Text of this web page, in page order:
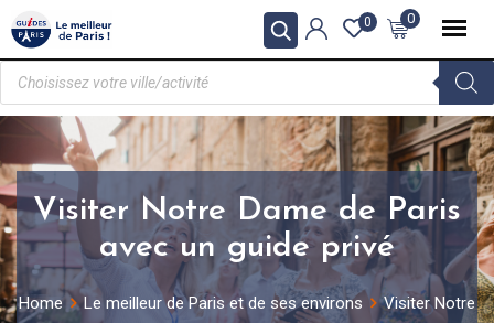
0
0
Visiter Notre Dame de Paris
avec un guide privé
Home Le meilleur de Paris et de ses environs
Visiter Notre